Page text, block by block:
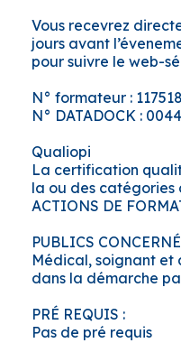
Vous recevrez
jours avant
pour suivre le web-
N° formateur :
N° DATADOCK :
Qualiopi
La certification
la ou des catégories
ACTIONS DE
PUBLICS
Médical, soignant et
dans la démarche
PRÉ REQUIS :
Pas de pré requis